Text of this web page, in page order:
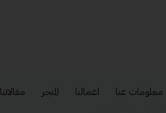
معلومات عنا اعمالنا المتجر مقالاتنا